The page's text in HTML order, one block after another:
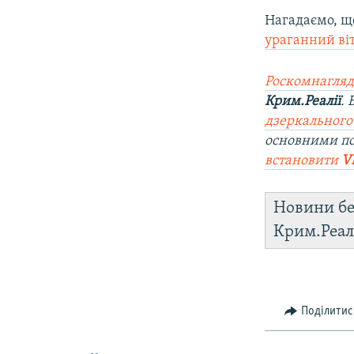
Нагадаємо,
ураганний
Крим.Реалії.
основними
встановити
Новини